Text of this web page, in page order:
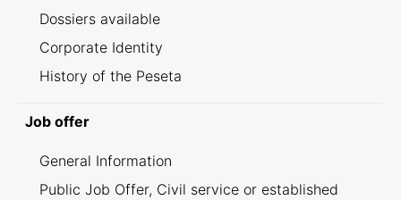
Dossiers available
Corporate Identity
History of the Peseta
Job offer
General Information
Public Job Offer, Civil service or established